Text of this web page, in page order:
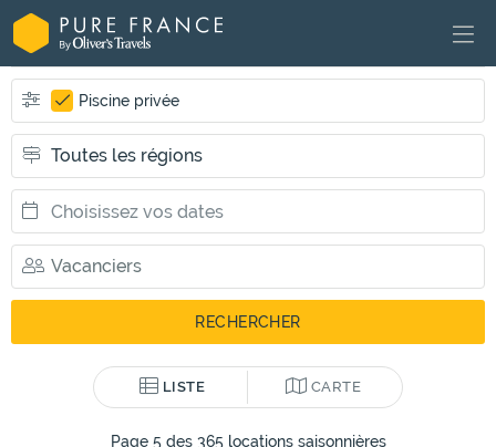
Piscine privée
LISTE CARTE
Page 5 des 365 locations saisonnières